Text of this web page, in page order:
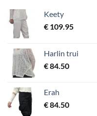
Keety
€ 109.95
Harlin trui
€84.50
Erah
€84.50